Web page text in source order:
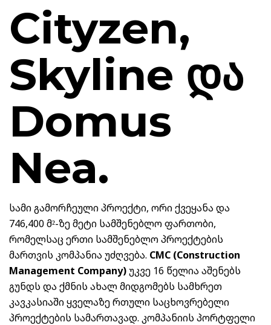
Cityzen,
Skyline და
Domus
Nea.
სამი გამორჩეული პროექტი, ორი ქვეყანა და
746,400 მ²-ზე მეტი სამშენებლო ფართობი,
რომელსაც ერთი სამშენებლო პროექტების
მართვის კომპანია უძღვება. CMC (Construction
Management Company)უკვე 16 წელია აშენებს
გუნდს და ქმნის ახალ მიდგომებს სამხრეთ
კავკასიაში ყველაზე რთული საცხოვრებელი
პროექტების სამართავად. კომპანიის პორტფელი